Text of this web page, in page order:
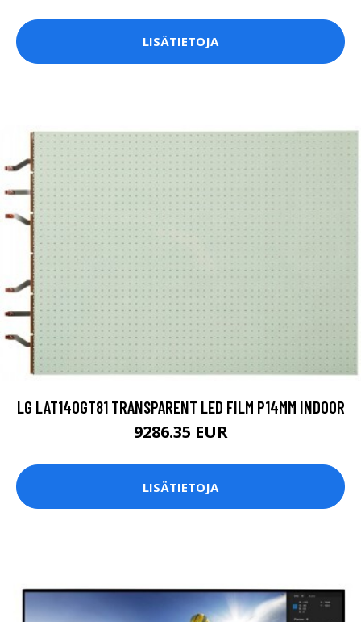
LISÄTIETOJA
LG LAT140GT81 TRANSPARENT LED FILM P14MM INDOOR
9286.35 EUR
LISÄTIETOJA